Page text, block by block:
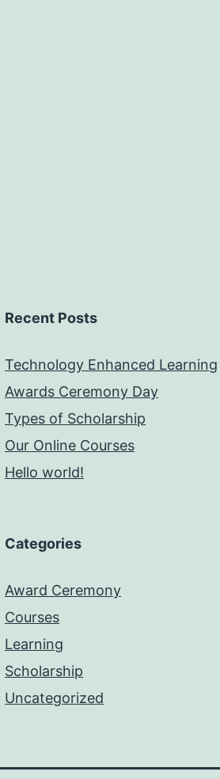
Recent Posts
Technology Enhanced Learning
Awards Ceremony Day
Types of Scholarship
Our Online Courses
Hello world!
Categories
Award Ceremony
Courses
Learning
Scholarship
Uncategorized